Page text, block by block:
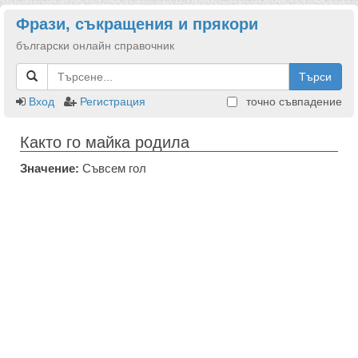
Фрази, съкращения и прякори
български онлайн справочник
Търси
Вход
Регистрация точно съвпадение
Както го майка родила
Значение: Съвсем гол